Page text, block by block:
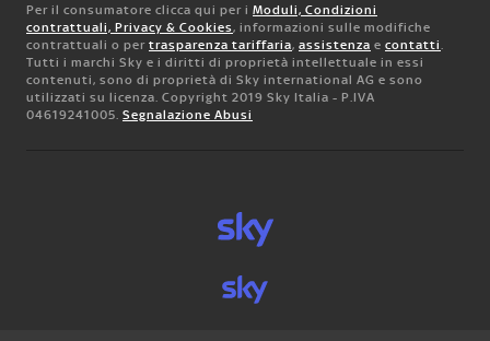
Per il consumatore clicca qui per i Moduli, Condizioni
contrattuali, Privacy & Cookies, informazioni sulle modifiche
contrattuali o per trasparenza tariffaria, assistenza e contatti.
Tutti i marchi Sky e i diritti di proprietà intellettuale in essi
contenuti, sono di proprietà di Sky international AG e sono
utilizzati su licenza. Copyright 2019 Sky Italia - P.IVA
04619241005. Segnalazione Abusi